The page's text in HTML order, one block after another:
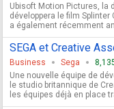
Ubisoft Motion Pictures, la
développera le film
a également récemment
SEGA et Creative
Business Sega
Une nouvelle équipe de
le studio britannique de
les équipes déjà en place